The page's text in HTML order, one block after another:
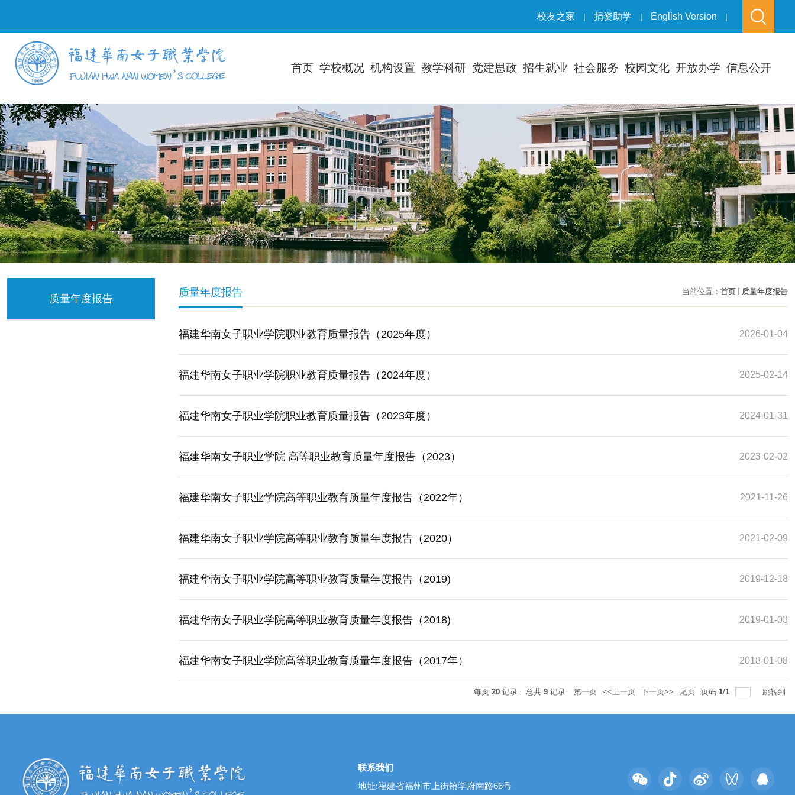
校友之家 | 捐资助学 | English Version |
首页 学校概况 机构设置 教学科研 党建思政 招生就业 社会服务 校园文化 开放办学 信息公开
质量年度报告
当前位置： 首页 质量年度报告
质量年度报告
福建华南女子职业学院职业教育质量报告（2025年度） 2026-01-04
福建华南女子职业学院职业教育质量报告（2024年度） 2025-02-14
福建华南女子职业学院职业教育质量报告（2023年度） 2024-01-31
福建华南女子职业学院 高等职业教育质量年度报告（2023） 2023-02-02
福建华南女子职业学院高等职业教育质量年度报告（2022年） 2021-11-26
福建华南女子职业学院高等职业教育质量年度报告（2020） 2021-02-09
福建华南女子职业学院高等职业教育质量年度报告（2019) 2019-12-18
福建华南女子职业学院高等职业教育质量年度报告（2018) 2019-01-03
福建华南女子职业学院高等职业教育质量年度报告（2017年） 2018-01-08
每页 20 记录 总共 9 记录 第一页 <<上一页 下一页>> 尾页 页码 1/1 跳转到
联系我们
地址:福建省福州市上街镇学府南路66号